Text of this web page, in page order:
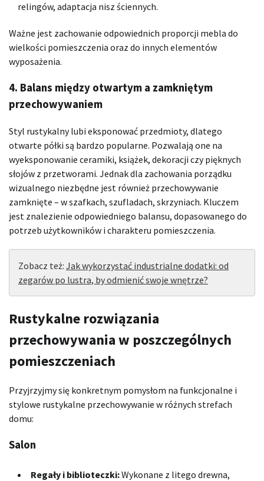
relingów, adaptacja nisz ściennych.
Ważne jest zachowanie odpowiednich proporcji mebla do
wielkości pomieszczenia oraz do innych elementów
wyposażenia.
4. Balans między otwartym a zamkniętym
przechowywaniem
Styl rustykalny lubi eksponować przedmioty, dlatego
otwarte półki są bardzo popularne. Pozwalają one na
wyeksponowanie ceramiki, książek, dekoracji czy pięknych
słojów z przetworami. Jednak dla zachowania porządku
wizualnego niezbędne jest również przechowywanie
zamknięte – w szafkach, szufladach, skrzyniach. Kluczem
jest znalezienie odpowiedniego balansu, dopasowanego do
potrzeb użytkowników i charakteru pomieszczenia.
Zobacz też: Jak wykorzystać industrialne dodatki: od
zegarów po lustra, by odmienić swoje wnętrze?
Rustykalne rozwiązania
przechowywania w poszczególnych
pomieszczeniach
Przyjrzyjmy się konkretnym pomysłom na funkcjonalne i
stylowe rustykalne przechowywanie w różnych strefach
domu:
Salon
Regały i biblioteczki:Wykonane z litego drewna,